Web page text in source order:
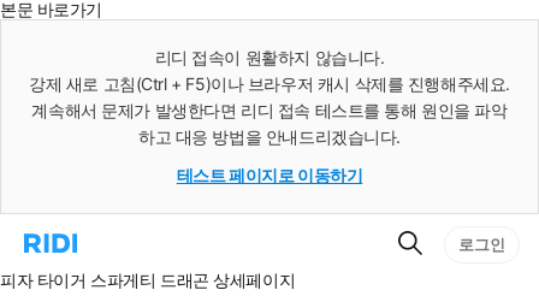
본문 바로가기
리디 접속이 원활하지 않습니다.
강제 새로 고침(Ctrl + F5)이나 브라우저 캐시 삭제를 진행해주세요.
계속해서 문제가 발생한다면 리디 접속 테스트를 통해 원인을 파악
하고 대응 방법을 안내드리겠습니다.
테스트 페이지로 이동하기
리
홈
검
로그인
피자 타이거 스파게티 드래곤 상세페이지